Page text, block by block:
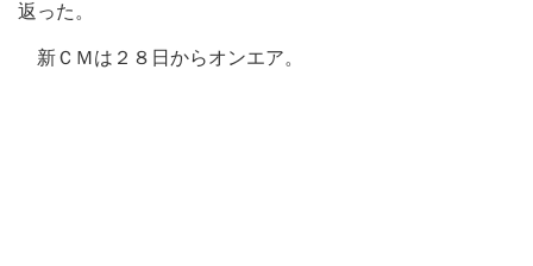
返った。
新ＣＭは２８日からオンエア。